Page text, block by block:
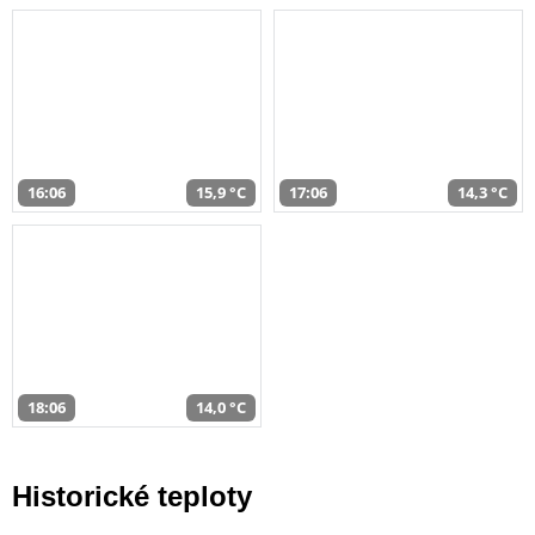
16:06 15,9 °C 17:06 14,3 °C
18:06 14,0 °C
Historické teploty